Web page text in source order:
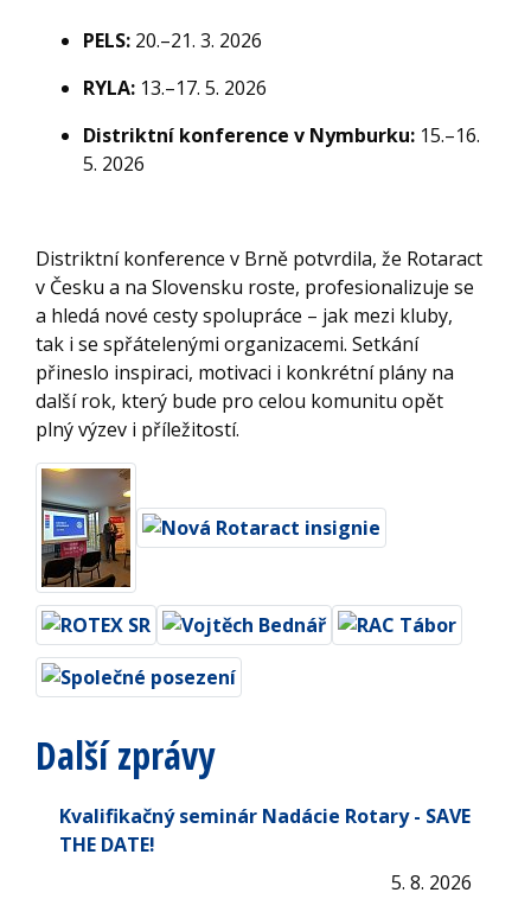
PELS: 20.–21. 3. 2026
RYLA: 13.–17. 5. 2026
Distriktní konference v Nymburku: 15.–16.
5. 2026
Distriktní konference v Brně potvrdila, že Rotaract
v Česku a na Slovensku roste, profesionalizuje se
a hledá nové cesty spolupráce – jak mezi kluby,
tak i se spřátelenými organizacemi. Setkání
přineslo inspiraci, motivaci i konkrétní plány na
další rok, který bude pro celou komunitu opět
plný výzev i příležitostí.
Další zprávy
Kvalifikačný seminár Nadácie Rotary - SAVE
THE DATE!
5. 8. 2026